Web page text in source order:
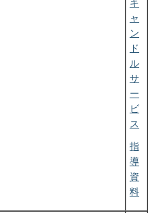
キ
ャ
ン
ド
ル
サ
ー
ビ
ス
指
導
資
料